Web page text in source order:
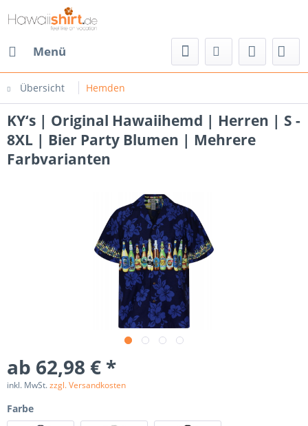
Menü
Übersicht Hemden
KY‘s | Original Hawaiihemd | Herren | S -
8XL | Bier Party Blumen | Mehrere
Farbvarianten
ab 62,98 € *
inkl. MwSt.zzgl. Versandkosten
Farbe